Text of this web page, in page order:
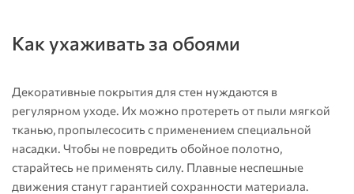
Как ухаживать за обоями
Декоративные покрытия для стен нуждаются в
регулярном уходе. Их можно протереть от пыли мягкой
тканью, пропылесосить с применением специальной
насадки. Чтобы не повредить обойное полотно,
старайтесь не применять силу. Плавные неспешные
движения станут гарантией сохранности материала.